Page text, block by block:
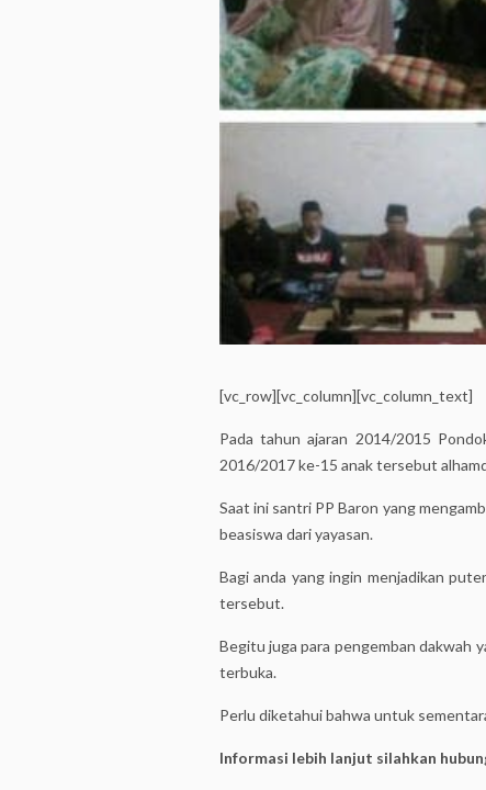
[vc_row][vc_column][vc_column_text]
Pada tahun ajaran 2014/2015
2016/2017 ke-15 anak tersebut
Saat ini santri PP Baron yang
beasiswa dari yayasan.
Bagi anda yang ingin menjadikan
tersebut.
Begitu juga para pengemban dakwah
terbuka.
Perlu diketahui bahwa untuk
Informasi lebih lanjut silahkan